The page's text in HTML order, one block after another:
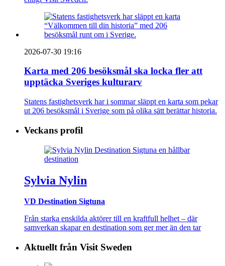
2026-07-30 19:16
Karta med 206 besöksmål ska locka fler att
upptäcka Sveriges kulturarv
Statens fastighetsverk har i sommar släppt en karta som pekar
ut 206 besöksmål i Sverige som på olika sätt berättar historia.
Veckans profil
Sylvia Nylin
VD Destination Sigtuna
Från starka enskilda aktörer till en kraftfull helhet – där
samverkan skapar en destination som ger mer än den tar
Aktuellt från Visit Sweden